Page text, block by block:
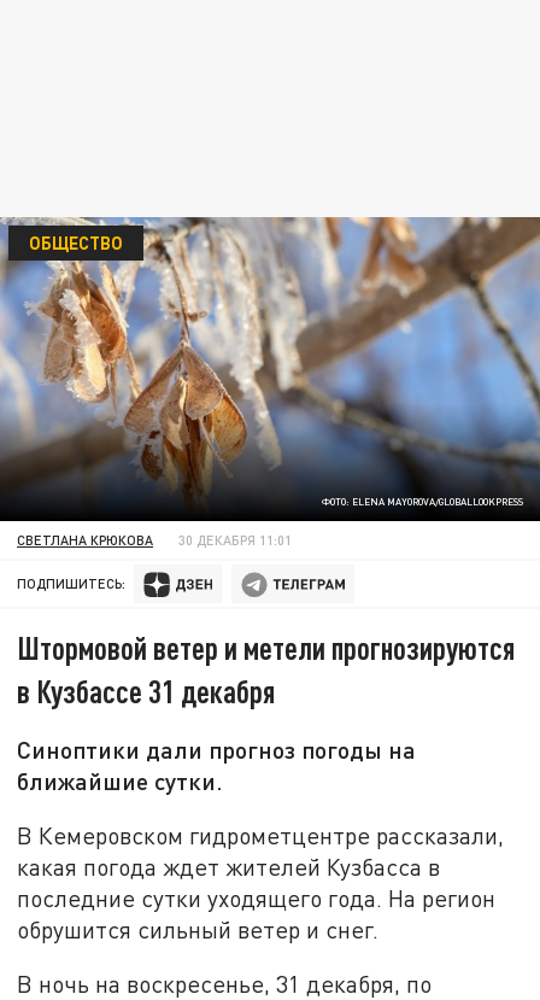
ФОТО: ELENA MAYOROVA/GLOBALLOOKPRESS
ОБЩЕСТВО
СВЕТЛАНА КРЮКОВА 30 ДЕКАБРЯ 11:01
ПОДПИШИТЕСЬ:
Штормовой ветер и метели прогнозируются
в Кузбассе 31 декабря
Синоптики дали прогноз погоды на
ближайшие сутки.
В Кемеровском гидрометцентре рассказали,
какая погода ждет жителей Кузбасса в
последние сутки уходящего года. На регион
обрушится сильный ветер и снег.
В ночь на воскресенье, 31 декабря, по